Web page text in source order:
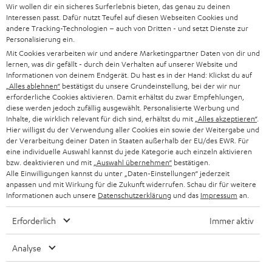
u
n
g
SOUNDBAR
HIFI-LAUTSPRECHER
SMART HOME
BLUETOOTH-LAUTSPRECHER
KOPFHÖRER
BLUETOOTH-KOPFHÖRER
STEREOANLAGEN
LAUTSPRECHER
ULTIMA-SERIE
IN-EAR-KOPFHÖRER
KARRIERE
PRESSE & MARKETING
GESCHÄFTSKUNDEN
PARTNERPROGRAMM
BLOG
NEWSLETTER
STORES
DEINE VORTEILE BEI TEUFEL
UNSER MANAGEMENT
DEUTSCHLAND
ÖSTERREICH
SCHWEIZ
NIEDERLANDE
BELGIEN
FRANKREICH
POLEN
SPANIEN
Wir wollen dir ein sicheres Surferlebnis bieten, das genau zu deinen
Interessen passt. Dafür nutzt Teufel auf diesen Webseiten Cookies und
andere Tracking-Technologien – auch von Dritten - und setzt Dienste zur
Personalisierung ein.
Mit Cookies verarbeiten wir und andere Marketingpartner Daten von dir und
lernen, was dir gefällt - durch dein Verhalten auf unserer Website und
Informationen von deinem Endgerät. Du hast es in der Hand: Klickst du auf
„Alles ablehnen“ bestätigst du unsere Grundeinstellung, bei der wir nur
erforderliche Cookies aktivieren. Damit erhältst du zwar Empfehlungen,
diese werden jedoch zufällig ausgewählt. Personalisierte Werbung und
Inhalte, die wirklich relevant für dich sind, erhältst du mit „Alles akzeptieren“.
Hier willigst du der Verwendung aller Cookies ein sowie der Weitergabe und
der Verarbeitung deiner Daten in Staaten außerhalb der EU/des EWR. Für
eine individuelle Auswahl kannst du jede Kategorie auch einzeln aktivieren
bzw. deaktivieren und mit „Auswahl übernehmen“ bestätigen.
Alle Einwilligungen kannst du unter „Daten-Einstellungen“ jederzeit
anpassen und mit Wirkung für die Zukunft widerrufen. Schau dir für weitere
Informationen auch unsere Datenschutzerklärung und das Impressum an.
Erforderlich Immer aktiv
Analyse